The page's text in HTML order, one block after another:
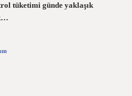
tüketimi günde yaklaşık